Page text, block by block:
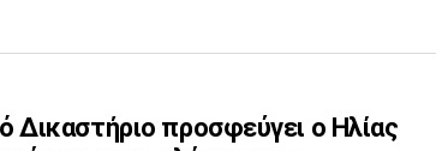
Δικαστήριο προσφεύγει ο Ηλίας